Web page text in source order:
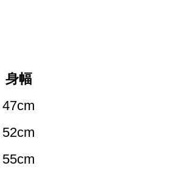
身幅
47cm
52cm
55cm